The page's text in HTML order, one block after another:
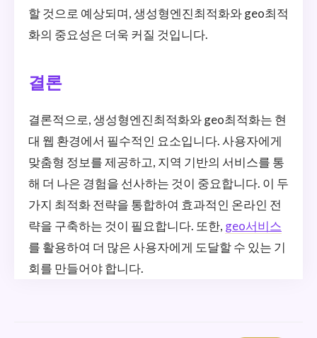
할 것으로 예상되며, 생성형엔진최적화와 geo최적
화의 중요성은 더욱 커질 것입니다.
결론
결론적으로, 생성형엔진최적화와 geo최적화는 현
대 웹 환경에서 필수적인 요소입니다. 사용자에게
맞춤형 정보를 제공하고, 지역 기반의 서비스를 통
해 더 나은 경험을 선사하는 것이 중요합니다. 이 두
가지 최적화 전략을 통합하여 효과적인 온라인 전
략을 구축하는 것이 필요합니다. 또한, geo서비스
를 활용하여 더 많은 사용자에게 도달할 수 있는 기
회를 만들어야 합니다.